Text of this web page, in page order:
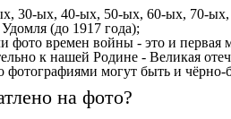
30-ых, 40-ых, 50-ых, 60-ых, 70-
(до 1917 года);
фото времен войны - это и первая
к нашей Родине - Великая
могут быть и
на фото?